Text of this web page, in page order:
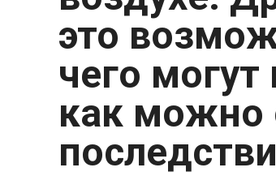
это
чего
как можно